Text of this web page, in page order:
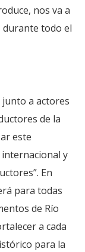
nos va a
todo el
a actores
de la
este
y
En
para todas
de Río
a cada
para la